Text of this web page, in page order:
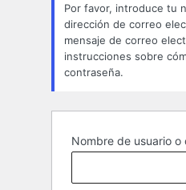
Por favor, introduce tu
dirección de correo
mensaje de correo
instrucciones sobre
contraseña.
Nombre de usuario